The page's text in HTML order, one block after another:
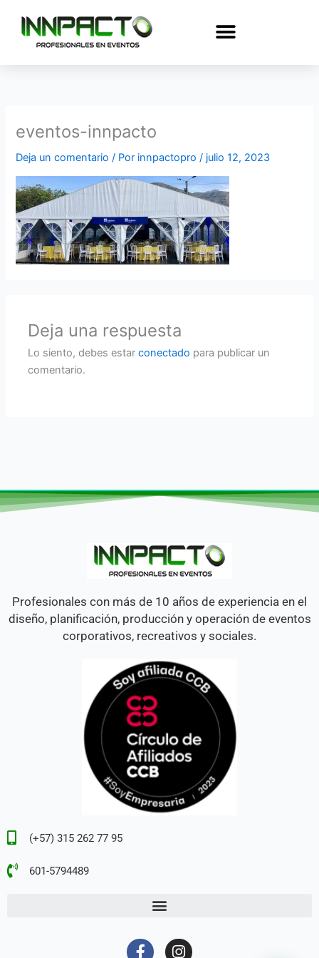
contenido
eventos-innpacto
Deja un comentario / Por innpactopro/ julio 12, 2023
Deja una respuesta
Lo siento, debes estarconectado para publicar un
comentario.
Profesionales con más de 10 años de experiencia en el
diseño, planificación, producción y operación de eventos
corporativos, recreativos y sociales.
(+57) 315 262 77 95
601-5794489
F
I